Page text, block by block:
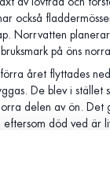
också
Norrvatten
på öns norra
förra året flyttades
De blev i stället
delen av ön. Det
eftersom död ved är
Norrvatten att